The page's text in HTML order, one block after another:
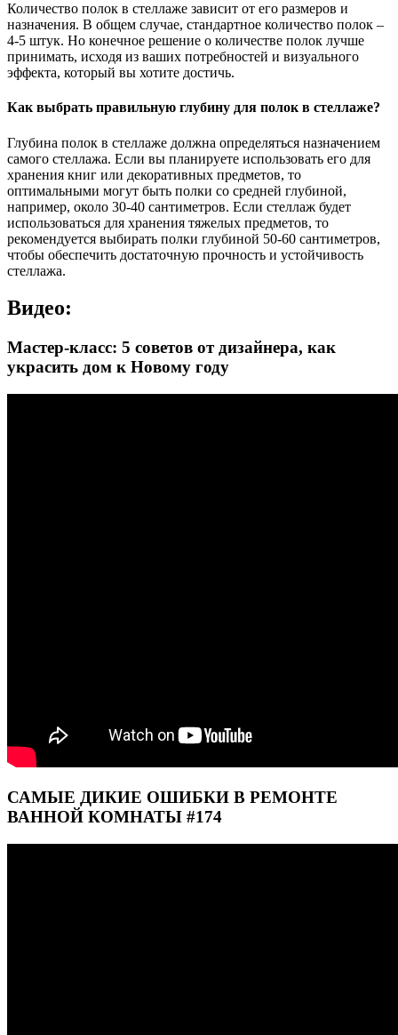
Количество полок в стеллаже зависит от его размеров и
назначения. В общем случае, стандартное количество полок –
4-5 штук. Но конечное решение о количестве полок лучше
принимать, исходя из ваших потребностей и визуального
эффекта, который вы хотите достичь.
Как выбрать правильную глубину для полок в стеллаже?
Глубина полок в стеллаже должна определяться назначением
самого стеллажа. Если вы планируете использовать его для
хранения книг или декоративных предметов, то
оптимальными могут быть полки со средней глубиной,
например, около 30-40 сантиметров. Если стеллаж будет
использоваться для хранения тяжелых предметов, то
рекомендуется выбирать полки глубиной 50-60 сантиметров,
чтобы обеспечить достаточную прочность и устойчивость
стеллажа.
Видео:
Мастер-класс: 5 советов от дизайнера, как
украсить дом к Новому году
САМЫЕ ДИКИЕ ОШИБКИ В РЕМОНТЕ
ВАННОЙ КОМНАТЫ #174